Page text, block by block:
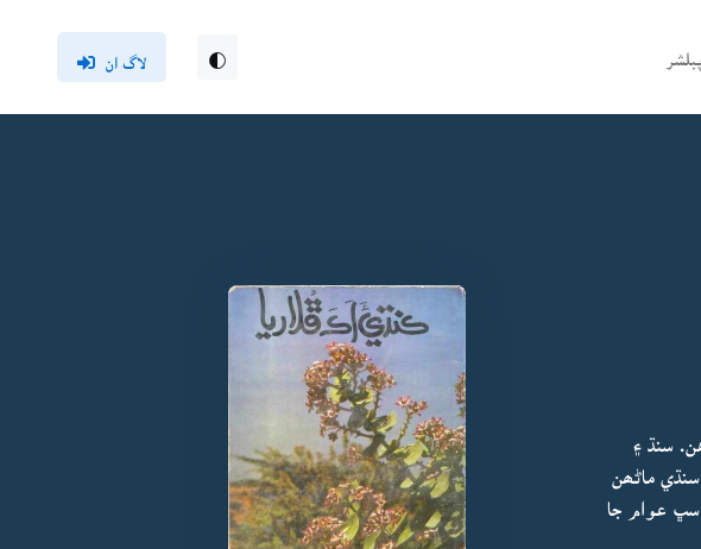
پبلشر لاگ ان
سنڌ ۽
ماڻھن
سڀ عوام جا